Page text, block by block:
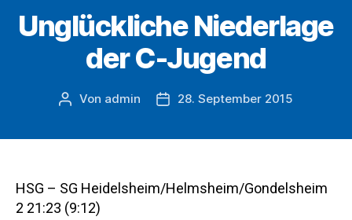
Unglückliche Niederlage
der C-Jugend
Beitragsautor
Von admin Beitragsdatum
28. September 2015
HSG – SG Heidelsheim/Helmsheim/Gondelsheim
2 21:23 (9:12)